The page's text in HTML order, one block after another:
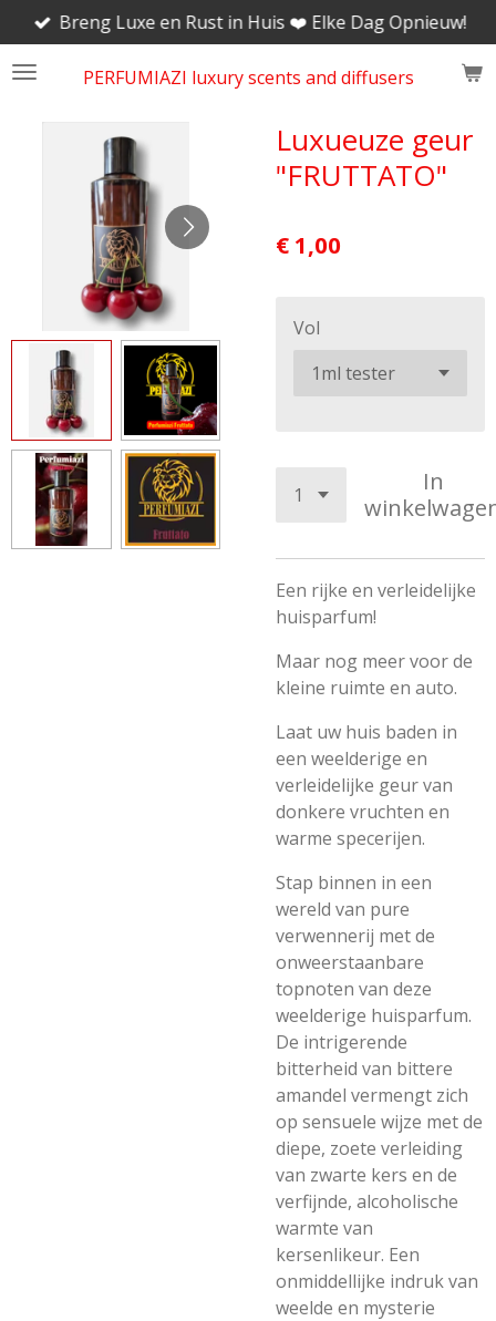
direct
naar
PERFUMIAZI luxury scents and diffusers
Breng Luxe en Rust in Huis ❤️ Elke Dag Opnieuw!
Luxueuze geur
"FRUTTATO"
€ 1,00
Vol
In
Een rijke en verleidelijke
huisparfum!
Maar nog meer voor de
kleine ruimte en auto.
Laat uw huis baden in
een weelderige en
verleidelijke geur van
donkere vruchten en
warme specerijen.
Stap binnen in een
wereld van pure
verwennerij met de
onweerstaanbare
topnoten van deze
weelderige huisparfum.
De intrigerende
bitterheid van bittere
amandel vermengt zich
op sensuele wijze met de
diepe, zoete verleiding
van zwarte kers en de
verfijnde, alcoholische
warmte van
kersenlikeur. Een
onmiddellijke indruk van
weelde en mysterie